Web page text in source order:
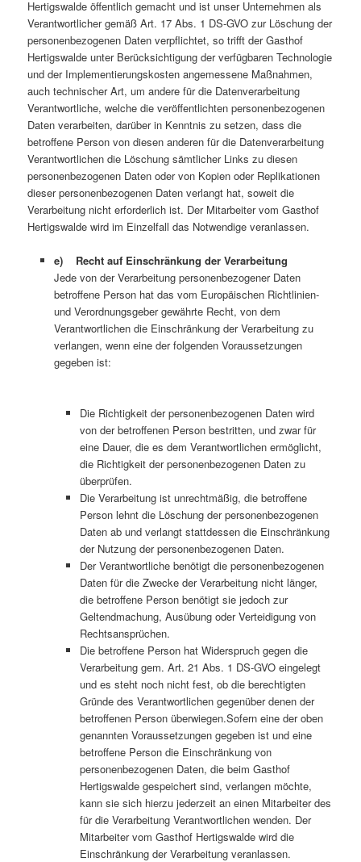
Hertigswalde öffentlich gemacht und ist unser Unternehmen als
Verantwortlicher gemäß Art. 17 Abs. 1 DS-GVO zur Löschung der
personenbezogenen Daten verpflichtet, so trifft der Gasthof
Hertigswalde unter Berücksichtigung der verfügbaren Technologie
und der Implementierungskosten angemessene Maßnahmen,
auch technischer Art, um andere für die Datenverarbeitung
Verantwortliche, welche die veröffentlichten personenbezogenen
Daten verarbeiten, darüber in Kenntnis zu setzen, dass die
betroffene Person von diesen anderen für die Datenverarbeitung
Verantwortlichen die Löschung sämtlicher Links zu diesen
personenbezogenen Daten oder von Kopien oder Replikationen
dieser personenbezogenen Daten verlangt hat, soweit die
Verarbeitung nicht erforderlich ist. Der Mitarbeiter vom Gasthof
Hertigswalde wird im Einzelfall das Notwendige veranlassen.
e) Recht auf Einschränkung der Verarbeitung
Jede von der Verarbeitung personenbezogener Daten
betroffene Person hat das vom Europäischen Richtlinien-
und Verordnungsgeber gewährte Recht, von dem
Verantwortlichen die Einschränkung der Verarbeitung zu
verlangen, wenn eine der folgenden Voraussetzungen
gegeben ist:
Die Richtigkeit der personenbezogenen Daten wird
von der betroffenen Person bestritten, und zwar für
eine Dauer, die es dem Verantwortlichen ermöglicht,
die Richtigkeit der personenbezogenen Daten zu
überprüfen.
Die Verarbeitung ist unrechtmäßig, die betroffene
Person lehnt die Löschung der personenbezogenen
Daten ab und verlangt stattdessen die Einschränkung
der Nutzung der personenbezogenen Daten.
Der Verantwortliche benötigt die personenbezogenen
Daten für die Zwecke der Verarbeitung nicht länger,
die betroffene Person benötigt sie jedoch zur
Geltendmachung, Ausübung oder Verteidigung von
Rechtsansprüchen.
Die betroffene Person hat Widerspruch gegen die
Verarbeitung gem. Art. 21 Abs. 1 DS-GVO eingelegt
und es steht noch nicht fest, ob die berechtigten
Gründe des Verantwortlichen gegenüber denen der
betroffenen Person überwiegen.Sofern eine der oben
genannten Voraussetzungen gegeben ist und eine
betroffene Person die Einschränkung von
personenbezogenen Daten, die beim Gasthof
Hertigswalde gespeichert sind, verlangen möchte,
kann sie sich hierzu jederzeit an einen Mitarbeiter des
für die Verarbeitung Verantwortlichen wenden. Der
Mitarbeiter vom Gasthof Hertigswalde wird die
Einschränkung der Verarbeitung veranlassen.